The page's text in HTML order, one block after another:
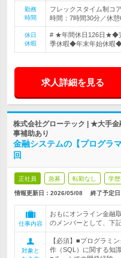
勤務
時間
フレックスタイム制コ
時間：7時間30分／休憩
休日
休暇
# ★年間休日126日★◆
季休暇◆年末年始休暇
求人詳細を見る
株式会社グローテック | ★大手
事補助あり
金融システムの【プログラ
回
正社員 急募 転勤なし 学
情報更新日：2026/05/08 終了予定日
仕事内容
おもにオンライン金融
のメンバーとして、下
対象と
【必須】■プログラミ
作（SQL）に関する知